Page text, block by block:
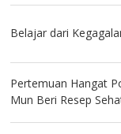
Belajar dari
Pertemuan Hangat
Mun Beri Resep